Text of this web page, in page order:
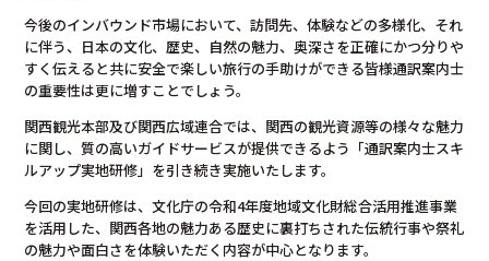
今後のインバウンド市場において、訪問先、体験などの多様化、それ
に伴う、日本の文化、歴史、自然の魅力、奥深さを正確にかつ分りや
すく伝えると共に安全で楽しい旅行の手助けができる皆様通訳案内士
の重要性は更に増すことでしょう。
関西観光本部及び関西広域連合では、関西の観光資源等の様々な魅力
に関し、質の高いガイドサービスが提供できるよう「通訳案内士スキ
ルアップ実地研修」を引き続き実施いたします。
今回の実地研修は、文化庁の令和4年度地域文化財総合活用推進事業
を活用した、関西各地の魅力ある歴史に裏打ちされた伝統行事や祭礼
の魅力や面白さを体験いただく内容が中心となります。